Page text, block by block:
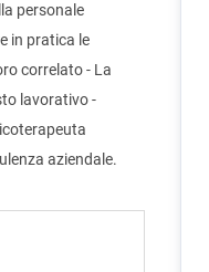
personale
in pratica le
correlato - La
lavorativo -
aziendale.